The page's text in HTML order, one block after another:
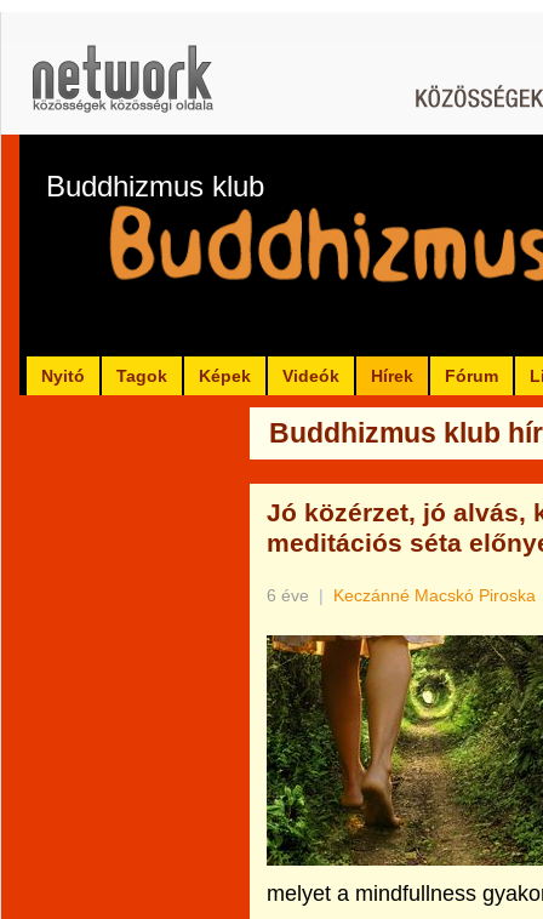
Buddhizmus klub
Nyitó Tagok Képek Videók Hírek Fórum
Buddhizmus klub
Jó közérzet, jó alvás,
meditációs séta
6 éve | Keczánné Macskó Piroska
melyet a mindfullness